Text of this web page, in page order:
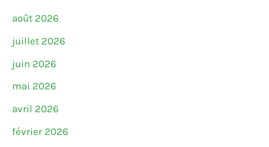
août 2026
juillet 2026
juin 2026
mai 2026
avril 2026
février 2026